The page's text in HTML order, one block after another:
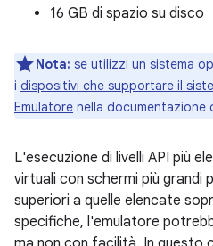
16 GB di spazio su disco
Nota: se utilizzi un sistema
i dispositivi che supportare il
Emulatore nella documentazione
L'esecuzione di livelli API più
virtuali con schermi più grandi
superiori a quelle elencate
specifiche, l'emulatore